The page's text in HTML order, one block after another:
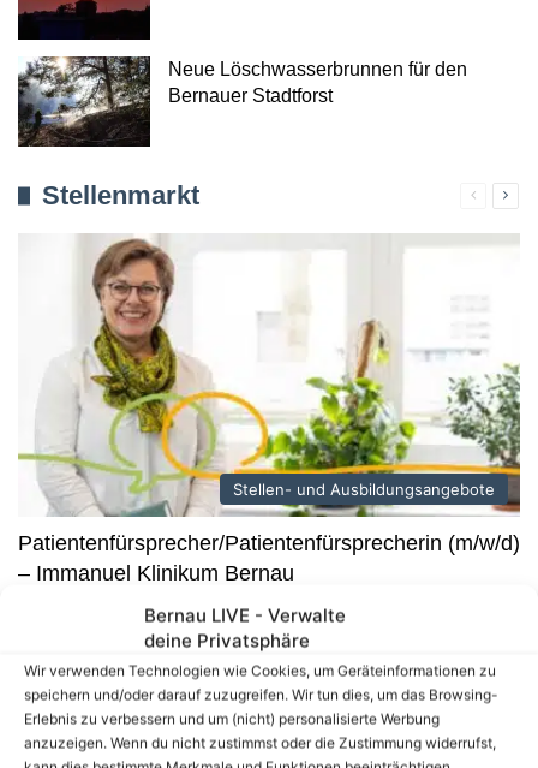
Bernau LIVE - Verwalte
deine Privatsphäre
Wir verwenden Technologien wie Cookies, um Geräteinformationen zu
speichern und/oder darauf zuzugreifen. Wir tun dies, um das Browsing-
Erlebnis zu verbessern und um (nicht) personalisierte Werbung
anzuzeigen. Wenn du nicht zustimmst oder die Zustimmung widerrufst,
Neue Löschwasserbrunnen für den
Bernauer Stadtforst
Stellenmarkt
Verherige
Stellen- und Ausbildungsangebote
Patientenfürsprecher/Patientenfürsprecherin (m/w/d)
– Immanuel Klinikum Bernau
Patientenfürsprecher/Patientenfürsprecherin (m/w/d) ab sofort
im Immanuel Klinikum Bernau Herzzentrum Brandenburg
gesucht. Das Immanuel Klinikum Bernau Herzzentrum
Brandenburg ist Hochschulklinikum der…
Bernau – Lobetal: Verbundleitung